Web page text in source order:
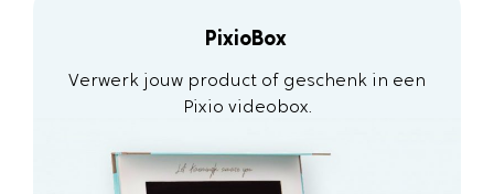
PixioBox
Verwerk jouw product of geschenk in een
Pixio videobox.